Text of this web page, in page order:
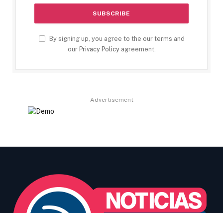
By signing up, you agree to the our terms and
our Privacy Policyagreement.
Advertisement